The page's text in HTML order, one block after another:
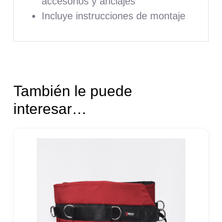
Incluye instrucciones de montaje
También le puede
interesar…